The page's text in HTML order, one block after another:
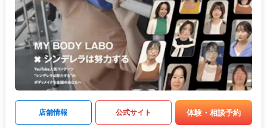
店舗情報 公式サイト 体験・相談予約